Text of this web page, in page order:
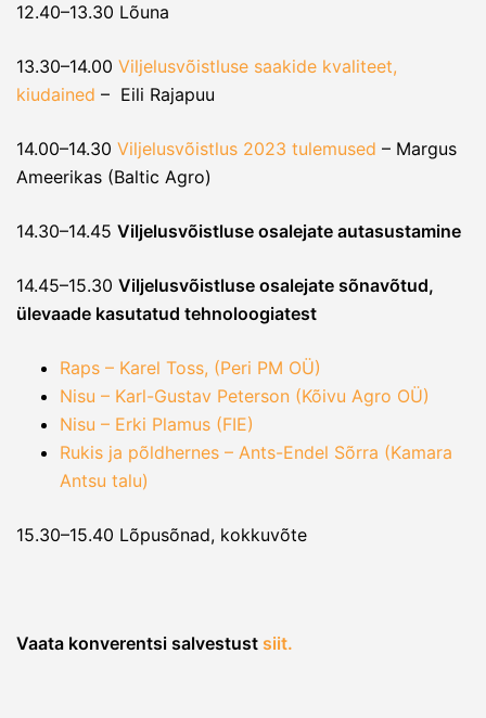
12.40–13.30 Lõuna
13.30–14.00 Viljelusvõistluse saakide kvaliteet,
kiudained – Eili Rajapuu
14.00–14.30 Viljelusvõistlus 2023 tulemused – Margus
Ameerikas (Baltic Agro)
14.30–14.45 Viljelusvõistluse osalejate autasustamine
14.45–15.30 Viljelusvõistluse osalejate sõnavõtud,
ülevaade kasutatud tehnoloogiatest
Raps – Karel Toss, (Peri PM OÜ)
Nisu – Karl-Gustav Peterson (Kõivu Agro OÜ)
Nisu – Erki Plamus (FIE)
Rukis ja põldhernes – Ants-Endel Sõrra (Kamara
Antsu talu)
15.30–15.40 Lõpusõnad, kokkuvõte
Vaata konverentsi salvestust siit.